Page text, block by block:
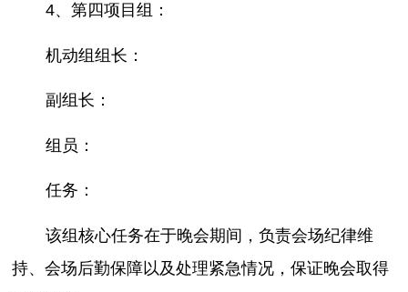
4、第四项目组：
机动组组长：
副组长：
组员：
任务：
该组核心任务在于晚会期间，负责会场纪律维
持、会场后勤保障以及处理紧急情况，保证晚会取得